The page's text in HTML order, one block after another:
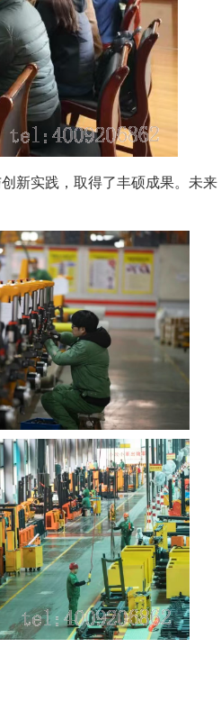
新实践，取得了丰硕成果。未